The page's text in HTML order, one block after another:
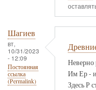
Шагиев
вт,
10/31/2023
- 12:09
Постоянная
ссылка
(Permalink)
Неверно
Им Ер -
Здесь Р